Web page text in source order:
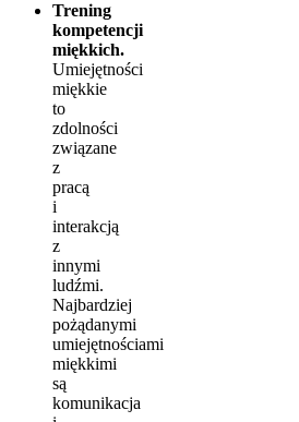
Trening
kompetencji
miękkich.
Umiejętności
miękkie
to
zdolności
związane
z
pracą
i
interakcją
z
innymi
ludźmi.
Najbardziej
pożądanymi
umiejętnościami
miękkimi
są
komunikacja